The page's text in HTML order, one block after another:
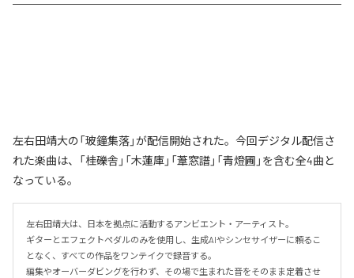
左右田靖大の「玻鐘集落」が配信開始された。今回デジタル配信さ
れた楽曲は、「桂礫舎」「木蓮庫」「葦窓譜」「青燈圃」を含む全4曲と
なっている。
左右田靖大は、日本を拠点に活動するアンビエント・アーティスト。
ギターとエフェクトペダルのみを使用し、生成AIやシンセサイザーに頼るこ
となく、すべての作品をワンテイクで録音する。
編集やオーバーダビングを行わず、その場で生まれた音をそのまま定着させ